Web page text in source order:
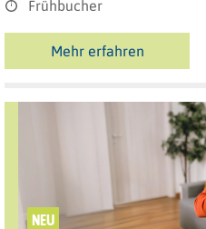
Frühbucher
Mehr erfahren
NEU